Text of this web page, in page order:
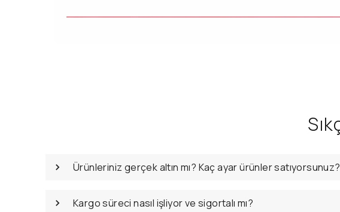
Ürünleriniz gerçek altın mı? Kaç ayar ürünler satıyorsunuz?
Kargo süreci nasıl işliyor ve sigortalı mı?